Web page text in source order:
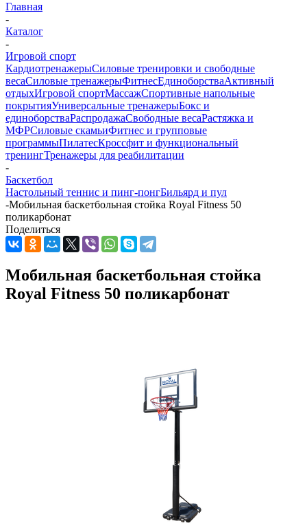
Главная
-
Каталог
-
Игровой спорт
КардиотренажерыСиловые тренировки и свободные
весаСиловые тренажерыФитнесЕдиноборстваАктивный
отдыхИгровой спортМассажСпортивные напольные
покрытияУниверсальные тренажерыБокс и
единоборстваРаспродажаСвободные весаРастяжка и
МФРСиловые скамьиФитнес и групповые
программыПилатесКроссфит и функциональный
тренингТренажеры для реабилитации
-
Баскетбол
Настольный теннис и пинг-понгБильярд и пул
-Мобильная баскетбольная стойка Royal Fitness 50
поликарбонат
Поделиться
Мобильная баскетбольная стойка
Royal Fitness 50 поликарбонат